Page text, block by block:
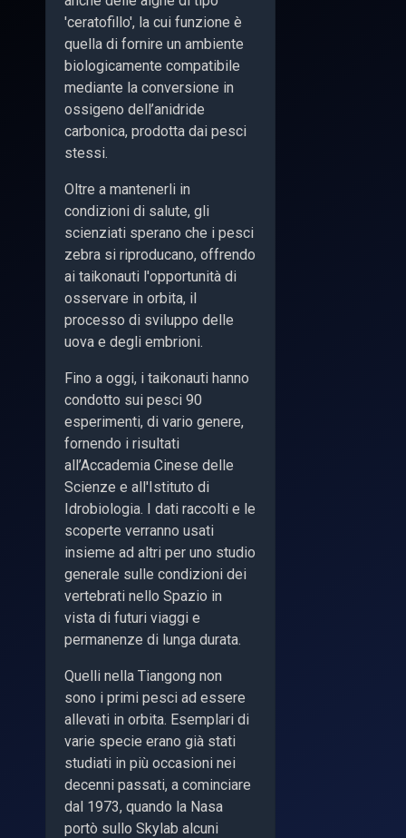
'ceratofillo', la cui funzione è
quella di fornire un ambiente
biologicamente compatibile
mediante la conversione in
ossigeno dell’anidride
carbonica, prodotta dai pesci
stessi.
Oltre a mantenerli in
condizioni di salute, gli
scienziati sperano che i pesci
zebra si riproducano, offrendo
ai taikonauti l'opportunità di
osservare in orbita, il
processo di sviluppo delle
uova e degli embrioni.
Fino a oggi, i taikonauti hanno
condotto sui pesci 90
esperimenti, di vario genere,
fornendo i risultati
all’Accademia Cinese delle
Scienze e all'Istituto di
Idrobiologia. I dati raccolti e le
scoperte verranno usati
insieme ad altri per uno studio
generale sulle condizioni dei
vertebrati nello Spazio in
vista di futuri viaggi e
permanenze di lunga durata.
Quelli nella Tiangong non
sono i primi pesci ad essere
allevati in orbita. Esemplari di
varie specie erano già stati
studiati in più occasioni nei
decenni passati, a cominciare
dal 1973, quando la Nasa
portò sullo Skylab alcuni